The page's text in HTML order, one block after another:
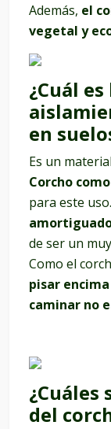
Además, el
vegetal y
¿Cuál
en
Es un
Corcho
para este
de ser un
Como el
pisar
caminar no
¿Cuáles
del